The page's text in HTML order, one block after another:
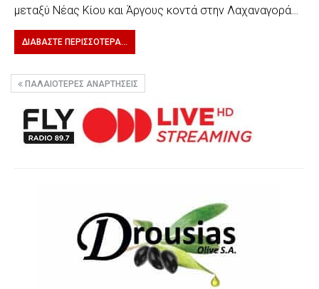
μεταξύ Νέας Κίου και Άργους κοντά στην Λαχαναγορά…
ΔΙΑΒΆΣΤΕ ΠΕΡΙΣΣΌΤΕΡΑ...
ΠΑΛΑΙΌΤΕΡΕΣ ΑΝΑΡΤΉΣΕΙΣ